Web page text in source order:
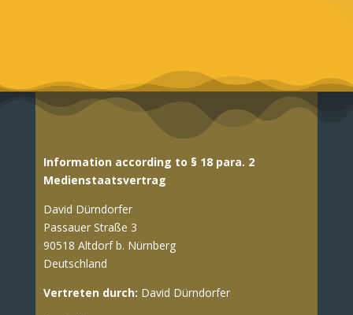
Information according to § 18 para. 2
Medienstaatsvertrag
David Dürndorfer
Passauer Straße 3
90518 Altdorf b. Nürnberg
Deutschland
Vertreten durch: David Dürndorfer